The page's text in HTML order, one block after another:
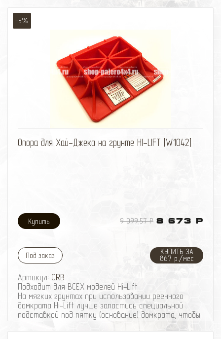
-5%
Опора для Хай-Джека на грунте HI-LIFT [W1042]
9 099,57 Р 8 673 Р
Под заказ
КУПИТЬ ЗА
867 р./мес
Артикул: ORB
Подходит для ВСЕХ моделей Hi-Lift
На мягких грунтах при использовании реечного
домкрата Hi-Lift лучше запастись специальной
подставкой под пятку (основание) домкрата, чтобы
под весом машины домкрат не уходил в землю.
Приспособление Off-Road Base увеличивает пятно